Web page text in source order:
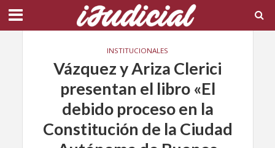
INSTITUCIONALES
Vázquez y Ariza Clerici
presentan el libro «El
debido proceso en la
Constitución de la Ciudad